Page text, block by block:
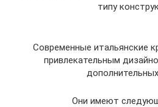
типу
Современные итальянские
привлекательным
Они имеют